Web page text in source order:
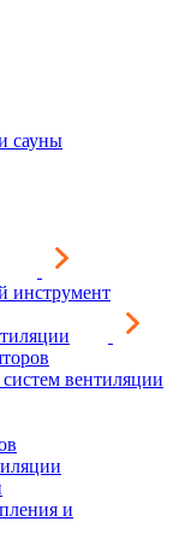
сауны
инструмент
вентиляции
и